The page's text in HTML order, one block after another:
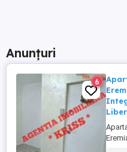
Anunțuri
6
Liber